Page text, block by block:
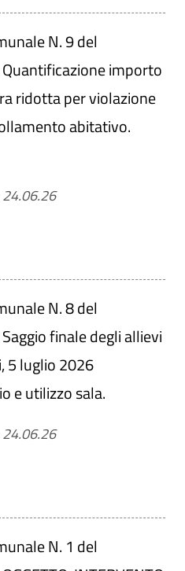
N. 9 del
importo
ridotta per violazione
abitativo.
N. 8 del
finale degli allievi
5 luglio 2026
e utilizzo sala.
N. 1 del